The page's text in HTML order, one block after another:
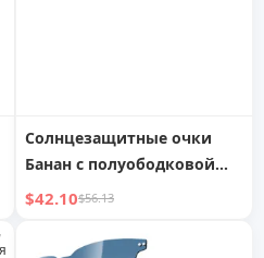
Солнцезащитные очки
Банан с полуободковой
складной оправой для
при вождении, рыбалке,
$42.10$56.13